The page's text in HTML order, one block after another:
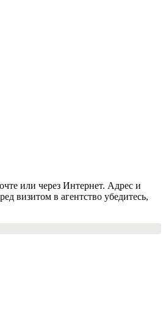
или через Интернет. Адрес и
визитом в агентство убедитесь,